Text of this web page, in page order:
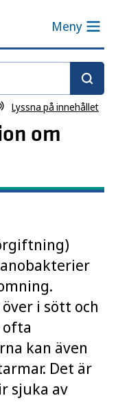
Meny
Lyssna på innehållet
om
i sött och
kan även
Det är
sjuka av